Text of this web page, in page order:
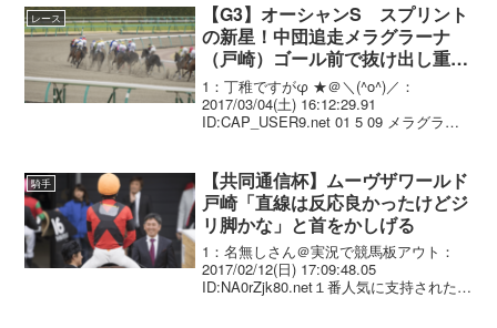
レース
【G3】オーシャンS スプリント
の新星！中団追走メラグラーナ
（戸崎）ゴール前で抜け出し重賞
初制覇！
1：丁稚ですがφ ★＠＼(^o^)／：
2017/03/04(土) 16:12:29.91
ID:CAP_USER9.net 01 5 09 メラグラー
騎手
【共同通信杯】ムーヴザワールド
戸崎「直線は反応良かったけどジ
リ脚かな」と首をかしげる
1：名無しさん＠実況で競馬板アウト：
2017/02/12(日) 17:09:48.05
ID:NA0rZjk80.net１番人気に支持されたム